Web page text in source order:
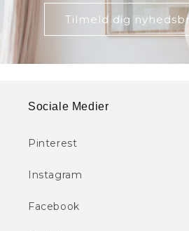
Tilmeld dig
Sociale Medier
Pinterest
Instagram
Facebook